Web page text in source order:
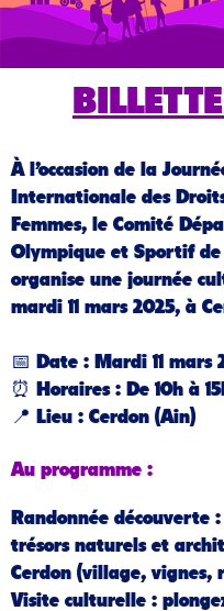
À l’occasion de la
Internationale des
Femmes, le Comité
Olympique et Sportif de
organise une journée
mardi 11 mars 2025, à
📅 Date : Mardi 11 mars
⏰
Horaires: De 10h à
📍
Lieu : Cerdon (Ain)
Au programme :
Randonnée découverte :
trésors naturels et
Cerdon (village, vignes,
Visite culturelle :